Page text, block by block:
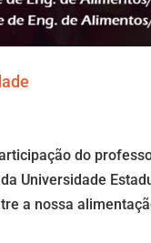
do
Universidade
a nossa